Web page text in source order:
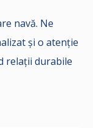
navă. Ne
și o atenție
relații durabile